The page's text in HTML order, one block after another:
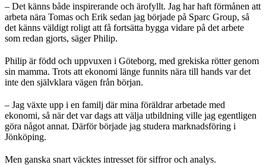
– Det känns både inspirerande och ärofyllt. Jag har haft förmånen att
arbeta nära Tomas och Erik sedan jag började på Sparc Group, så
det känns väldigt roligt att få fortsätta bygga vidare på det arbete
som redan gjorts, säger Philip.
Philip är född och uppvuxen i Göteborg, med grekiska rötter genom
sin mamma. Trots att ekonomi länge funnits nära till hands var det
inte den självklara vägen från början.
– Jag växte upp i en familj där mina föräldrar arbetade med
ekonomi, så när det var dags att välja utbildning ville jag egentligen
göra något annat. Därför började jag studera marknadsföring i
Jönköping.
Men ganska snart väcktes intresset för siffror och analys.